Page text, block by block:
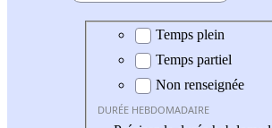
Durée hebdomadaire
Temps plein
Temps partiel
Non renseignée
DURÉE HEBDOMADAIRE